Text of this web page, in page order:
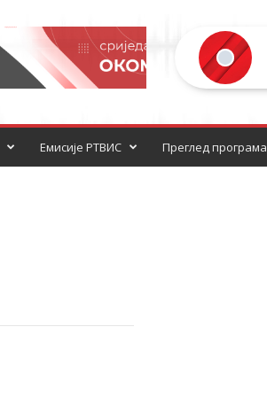
Емисије РТВИС Преглед програма